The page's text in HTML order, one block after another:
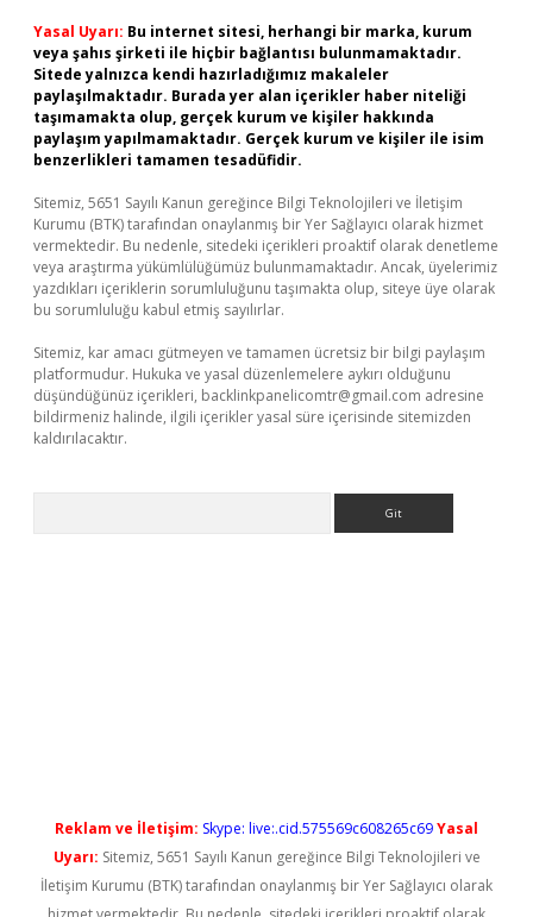
Yasal Uyarı: Bu internet sitesi, herhangi bir marka, kurum
veya şahıs şirketi ile hiçbir bağlantısı bulunmamaktadır.
Sitede yalnızca kendi hazırladığımız makaleler
paylaşılmaktadır. Burada yer alan içerikler haber niteliği
taşımamakta olup, gerçek kurum ve kişiler hakkında
paylaşım yapılmamaktadır. Gerçek kurum ve kişiler ile isim
benzerlikleri tamamen tesadüfidir.
Sitemiz, 5651 Sayılı Kanun gereğince Bilgi Teknolojileri ve İletişim
Kurumu (BTK) tarafından onaylanmış bir Yer Sağlayıcı olarak hizmet
vermektedir. Bu nedenle, sitedeki içerikleri proaktif olarak denetleme
veya araştırma yükümlülüğümüz bulunmamaktadır. Ancak, üyelerimiz
yazdıkları içeriklerin sorumluluğunu taşımakta olup, siteye üye olarak
bu sorumluluğu kabul etmiş sayılırlar.
Sitemiz, kar amacı gütmeyen ve tamamen ücretsiz bir bilgi paylaşım
platformudur. Hukuka ve yasal düzenlemelere aykırı olduğunu
düşündüğünüz içerikleri, backlinkpanelicomtr@gmail.com adresine
bildirmeniz halinde, ilgili içerikler yasal süre içerisinde sitemizden
kaldırılacaktır.
Reklam ve İletişim: Skype: live:.cid.575569c608265c69Yasal
Uyarı: Sitemiz, 5651 Sayılı Kanun gereğince Bilgi Teknolojileri ve
İletişim Kurumu (BTK) tarafından onaylanmış bir Yer Sağlayıcı olarak